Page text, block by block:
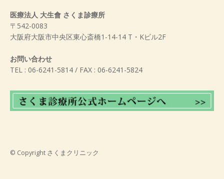
医療法人 大生會 さくま診療所
〒542-0083
大阪府大阪市中央区東心斎橋1-14-14 T・Kビル2F
お問い合わせ
TEL : 06-6241-5814 / FAX : 06-6241-5824
© Copyright さくまクリニック